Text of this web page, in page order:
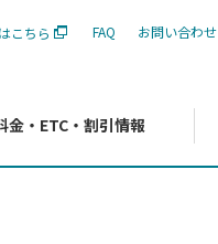
こちら FAQ お問い合わせ
金・ETC・割引情報